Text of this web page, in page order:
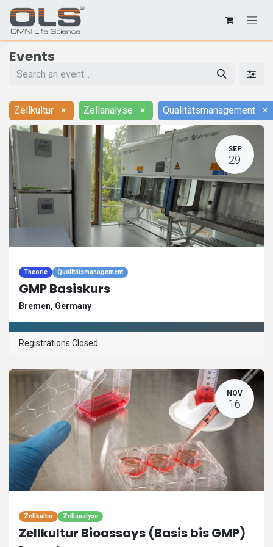
Events
Zellkultur × Zellanalyse × Qualitätsmanagement ×
SEP
29
Theorie Qualitätsmanagement
GMP Basiskurs
Bremen, Germany
Registrations Closed
NOV
16
Zellkultur Zellanalyse
Zellkultur Bioassays (Basis bis GMP)